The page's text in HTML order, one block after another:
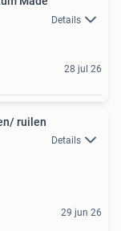
Details
28 jul 26
ruilen
Details
29 jun 26